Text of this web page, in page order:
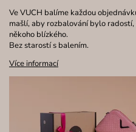
Ve VUCH balíme každou
mašlí, aby rozbalování bylo
někoho blízkého.
Bez starostí s balením.
Více informací